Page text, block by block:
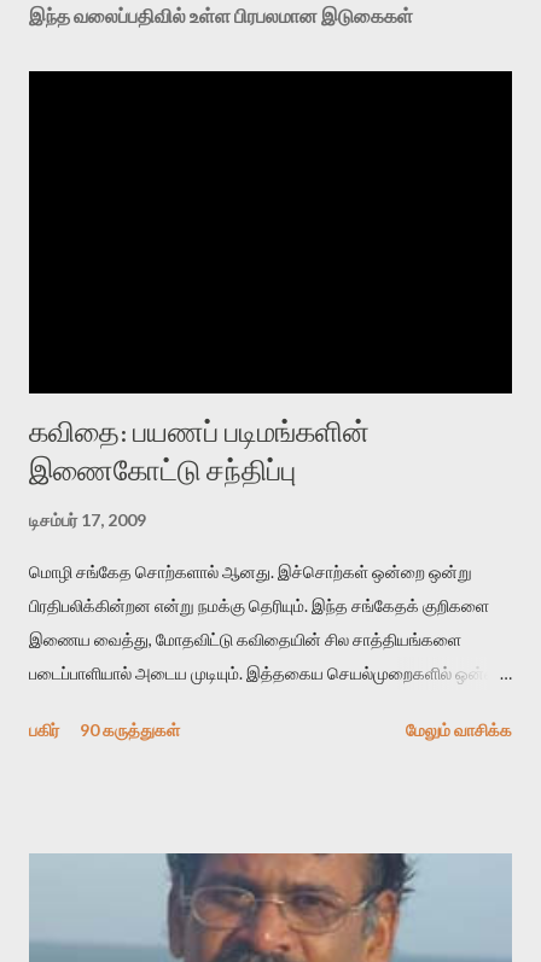
இந்த வலைப்பதிவில் உள்ள பிரபலமான இடுகைகள்
கவிதை: பயணப் படிமங்களின்
இணைகோட்டு சந்திப்பு
டிசம்பர் 17, 2009
மொழி சங்கேத சொற்களால் ஆனது. இச்சொற்கள் ஒன்றை ஒன்று
பிரதிபலிக்கின்றன என்று நமக்கு தெரியும். இந்த சங்கேதக் குறிகளை
இணைய வைத்து, மோதவிட்டு கவிதையின் சில சாத்தியங்களை
படைப்பாளியால் அடைய முடியும். இத்தகைய செயல்முறைகளில் ஒன்றை
காலத்தில் ஜாலவித்தைக்காரர்கள் வந்து போன பின் அவர்களின்
அதிகமாக்கும். கொல்லாது. ஒரு கனவை மீட்டெடுப்பதன் நோக்கம்
என்னவாக இருக்கும்? கவிதையின் அரூப இயக்கத்தை பொதுவயமாக
வடிக்க முயல்வதும் அதற்கே. கோயில் கருவறையின்
பகிர் 90 கருத்துகள் மேலும் வாசிக்க